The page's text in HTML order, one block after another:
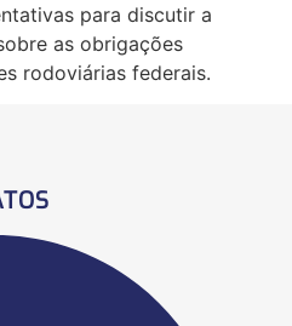
para discutir a
as obrigações
rodoviárias federais.